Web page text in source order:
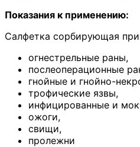
Показания к применению:
Салфетка сорбирующая
огнестрельные раны,
послеоперационные
гнойные и гнойно-
трофические язвы,
инфицированные и
ожоги,
свищи,
пролежни